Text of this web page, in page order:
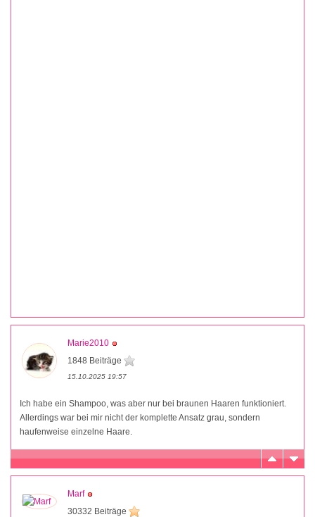
Marie2010
1848 Beiträge
15.10.2025 19:57
Ich habe ein Shampoo, was aber nur bei braunen Haaren funktioniert.
Allerdings war bei mir nicht der komplette Ansatz grau, sondern
haufenweise einzelne Haare.
Marf
30332 Beiträge